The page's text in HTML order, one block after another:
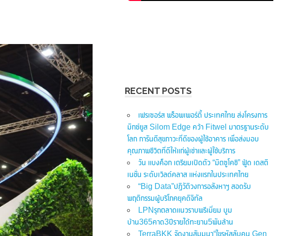
RECENT POSTS
เฟรเซอร์ส พร็อพเพอร์ตี้ ประเทศไทย ส่งโครงการ
มิกซ์ยูส Silom Edge คว้า Fitwel มาตรฐานระดับ
โลก การันตีสุขภาวะที่ดีของผู้ใช้อาคาร เพื่อส่งมอบ
คุณภาพชีวิตที่ดีให้แก่ผู้เช่าและผู้ใช้บริการ
วัน แบงค็อก เตรียมเปิดตัว “มิตซูโคชิ” ฟู้ด เดสติ
เนชั่น ระดับเวิลด์คลาส แห่งแรกในประเทศไทย
“Big Data”ปฏิวัติวงการอสังหาฯ สอดรับ
พฤติกรรมผู้บริโภคยุคดิจิทัล
LPNรุกตลาดแนวราบพรีเมี่ยม บูม
บ้าน365คาด3ปีรายได้ทะยาน5พันล้าน
TerraBKK จัดงานสัมมนา“ไขรหัสลับคน Gen